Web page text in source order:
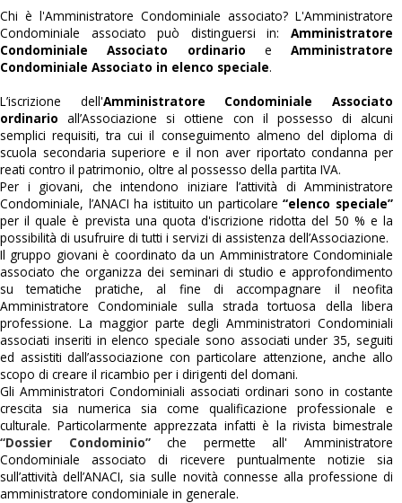
Chi è l'Amministratore Condominiale associato? L'Amministratore
Condominiale associato può distinguersi in: Amministratore
Condominiale Associato ordinario e Amministratore
Condominiale Associato in elenco speciale.
L’iscrizione dell'Amministratore Condominiale Associato
ordinario all’Associazione si ottiene con il possesso di alcuni
semplici requisiti, tra cui il conseguimento almeno del diploma di
scuola secondaria superiore e il non aver riportato condanna per
reati contro il patrimonio, oltre al possesso della partita IVA.
Per i giovani, che intendono iniziare l’attività di Amministratore
Condominiale, l’ANACI ha istituito un particolare“elenco speciale”
per il quale è prevista una quota d'iscrizione ridotta del 50 % e la
possibilità di usufruire di tutti i servizi di assistenza dell’Associazione.
Il gruppo giovani è coordinato da un Amministratore Condominiale
associato che organizza dei seminari di studio e approfondimento
su tematiche pratiche, al fine di accompagnare il neofita
Amministratore Condominiale sulla strada tortuosa della libera
professione. La maggior parte degli Amministratori Condominiali
associati inseriti in elenco speciale sono associati under 35, seguiti
ed assistiti dall’associazione con particolare attenzione, anche allo
scopo di creare il ricambio per i dirigenti del domani.
Gli Amministratori Condominiali associati ordinari sono in costante
crescita sia numerica sia come qualificazione professionale e
culturale. Particolarmente apprezzata infatti è la rivista bimestrale
“Dossier Condominio”
che permette all' Amministratore
Condominiale associato di ricevere puntualmente notizie sia
sull’attività dell’ANACI, sia sulle novità connesse alla professione di
amministratore condominiale in generale.